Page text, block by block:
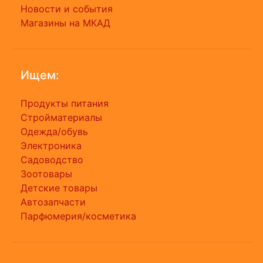
Новости и события
Магазины на МКАД
Ищем:
Продукты питания
Стройматериалы
Одежда/обувь
Электроника
Садоводство
Зоотовары
Детские товары
Автозапчасти
Парфюмерия/косметика